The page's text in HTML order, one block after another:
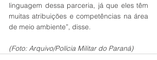
linguagem dessa parceria, já que eles têm
muitas atribuições e competências na área
de meio ambiente”, disse.
(Foto: Arquivo/Polícia Militar do Paraná)